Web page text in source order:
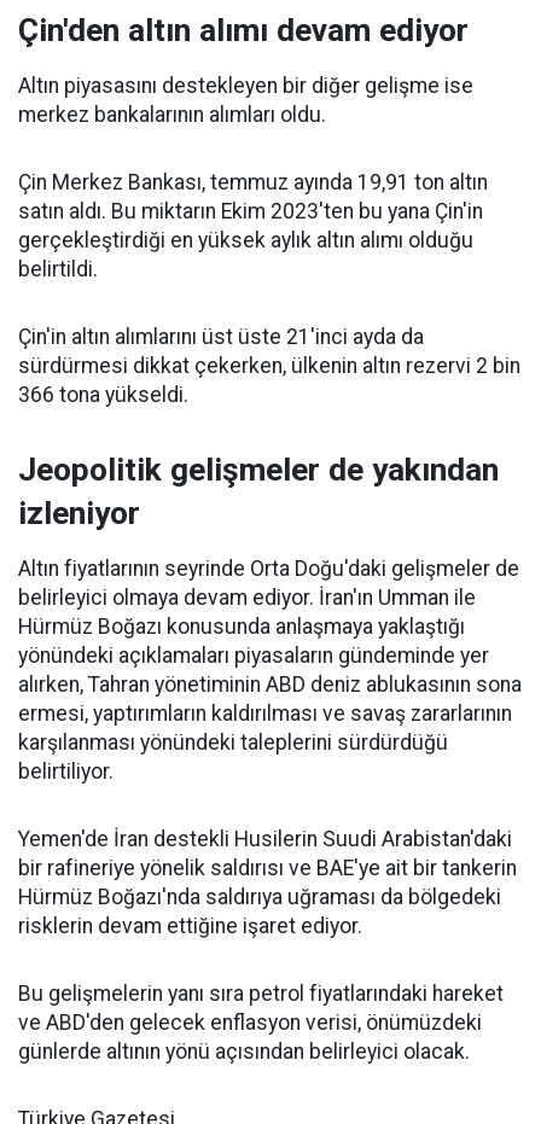
Çin'den altın alımı devam ediyor
Altın piyasasını destekleyen bir diğer gelişme ise
merkez bankalarının alımları oldu.
Çin Merkez Bankası, temmuz ayında 19,91 ton altın
satın aldı. Bu miktarın Ekim 2023'ten bu yana Çin'in
gerçekleştirdiği en yüksek aylık altın alımı olduğu
belirtildi.
Çin'in altın alımlarını üst üste 21'inci ayda da
sürdürmesi dikkat çekerken, ülkenin altın rezervi 2 bin
366 tona yükseldi.
Jeopolitik gelişmeler de yakından
izleniyor
Altın fiyatlarının seyrinde Orta Doğu'daki gelişmeler de
belirleyici olmaya devam ediyor. İran'ın Umman ile
Hürmüz Boğazı konusunda anlaşmaya yaklaştığı
yönündeki açıklamaları piyasaların gündeminde yer
alırken, Tahran yönetiminin ABD deniz ablukasının sona
ermesi, yaptırımların kaldırılması ve savaş zararlarının
karşılanması yönündeki taleplerini sürdürdüğü
belirtiliyor.
Yemen'de İran destekli Husilerin Suudi Arabistan'daki
bir rafineriye yönelik saldırısı ve BAE'ye ait bir tankerin
Hürmüz Boğazı'nda saldırıya uğraması da bölgedeki
risklerin devam ettiğine işaret ediyor.
Bu gelişmelerin yanı sıra petrol fiyatlarındaki hareket
ve ABD'den gelecek enflasyon verisi, önümüzdeki
günlerde altının yönü açısından belirleyici olacak.
Türkiye Gazetesi